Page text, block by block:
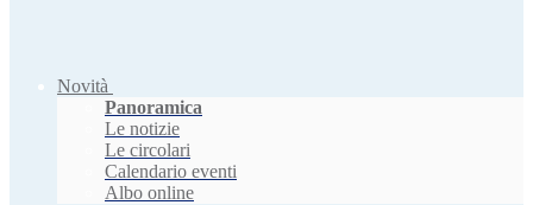
Novità
Panoramica
Le notizie
Le circolari
Calendario eventi
Albo online